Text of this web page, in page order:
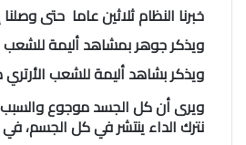
خبرنا النظام ثلاثين عاما حتى
ويذكر جوهر بمشاهد أليمة للشعب
ويذكر بشاهد أليمة للشعب
ويرى أن كل الجسد موجوع والسبب
نترك الداء ينتشر في كل الجسم،